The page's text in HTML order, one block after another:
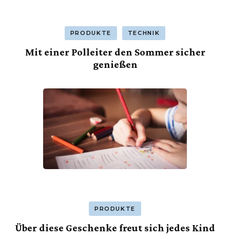
PRODUKTE TECHNIK
Mit einer Polleiter den Sommer sicher
genießen
PRODUKTE
Über diese Geschenke freut sich jedes Kind